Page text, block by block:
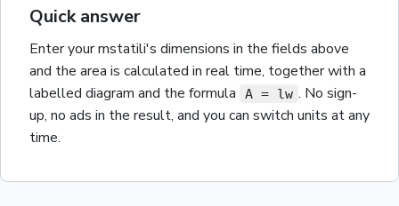
Quick answer
Enter yourmstatili's dimensions in the fields above
and the area is calculated in real time, together with a
labelled diagram and the formula A = lw . No sign-
up, no ads in the result, and you can switch units at any
time.